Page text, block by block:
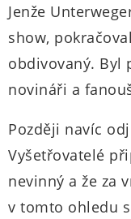
Jenže
show,
obdivovaný. Byl
novináři a
Později navíc
Vyšetřovatelé
nevinný a že za
v tomto ohledu